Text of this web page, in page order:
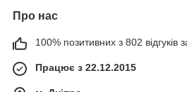
Про нас
100% позитивних з 802 відгуків
Працює з 22.12.2015